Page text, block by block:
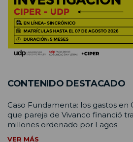
CONTENIDO DESTACADO
Caso Fundamenta: los gastos en
que pareja de Vivanco financió
millones ordenado por Lagos
VER MÁS